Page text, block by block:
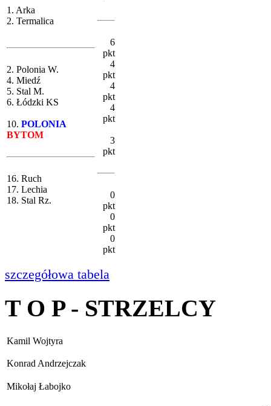
1. Arka
2. Termalica
2. Polonia W.
4. Miedź
5. Stal M.
6. Łódzki KS
10. POLONIA
BYTOM
16. Ruch
17. Lechia
18. Stal Rz.
6
pkt
4
pkt
4
pkt
4
pkt
3
pkt
0
pkt
0
pkt
0
pkt
szczegółowa tabela
T O P - STRZELCY
Kamil Wojtyra
Konrad Andrzejczak
Mikołaj Łabojko